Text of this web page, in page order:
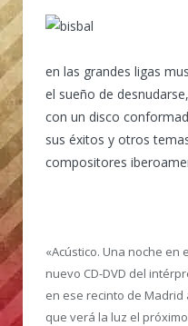
en las grandes ligas
el sueño de
con un disco
sus éxitos y otros
compositores
«Acústico. Una noche en
nuevo CD-DVD del
en ese recinto de
que verá la luz el